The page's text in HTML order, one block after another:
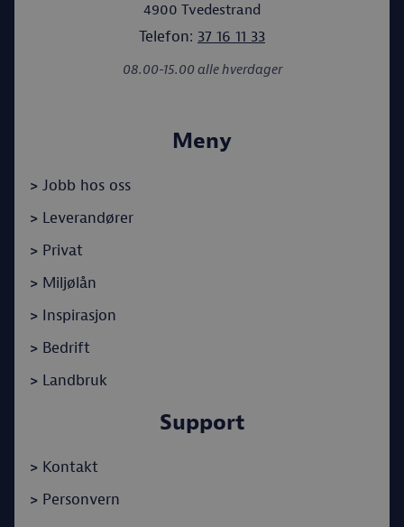
4900 Tvedestrand
Telefon: 37 16 11 33
08.00-15.00 alle hverdager
Meny
> Jobb hos oss
> Leverandører
> Privat
> Miljølån
> Inspirasjon
> Bedrift
> Landbruk
Support
> Kontakt
> Personvern